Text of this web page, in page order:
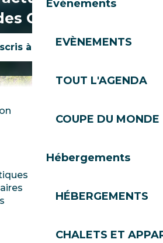
Évènements
EVÈNEMENTS
TOUT L'AGENDA
COUPE DU
Hébergements
HÉBERGEMENTS
CHALETS ET
Gets !
à la newsletter
Club Les Gets
Ecotourisme
SoleGets
Les Gets Tourisme